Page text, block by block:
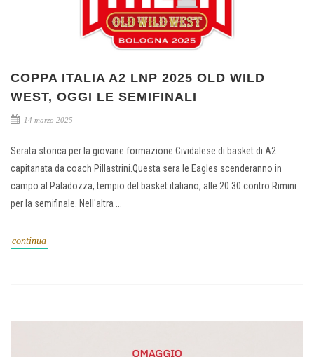
COPPA ITALIA A2 LNP 2025 OLD WILD
WEST, OGGI LE SEMIFINALI
14 marzo 2025
Serata storica per la giovane formazione Cividalese di basket di A2
capitanata da coach Pillastrini.Questa sera le Eagles scenderanno in
campo al Paladozza, tempio del basket italiano, alle 20.30 contro Rimini
per la semifinale. Nell'altra ...
continua